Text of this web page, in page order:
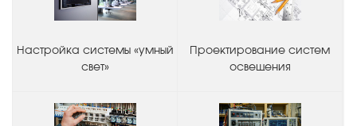
Настройка системы «умный
свет»
Проектирование систем
освещения